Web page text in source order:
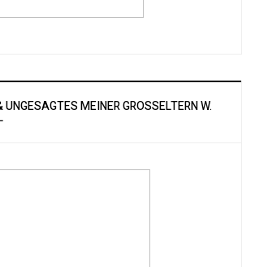
MEINER GROSSELTERN W. U